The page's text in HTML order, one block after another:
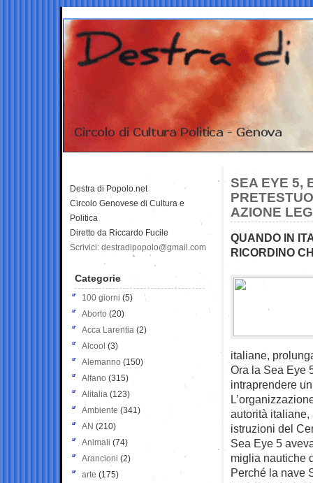
SEA EYE 5,
AZIONE
QUANDO IN
RICORDINO
italiane,
Ora la Sea Eye
intraprendere
autorità italiane,
istruzioni del
Sea Eye 5
miglia nautiche
Perché la nave
Destra di Popolo.net
Circolo Genovese di Cultura e
Politica
Diretto da Riccardo Fucile
Scrivici: destradipopolo@gmail.com
Categorie
100 giorni (5)
Aborto (20)
Acca Larentia (2)
Alcool (3)
Alemanno (150)
Alfano (315)
Alitalia (123)
Ambiente (341)
AN (210)
Animali (74)
Arancioni (2)
arte (175)